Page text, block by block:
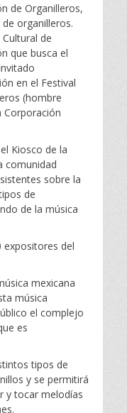
de Organilleros,
organilleros.
de
que busca el
en el Festival
(hombre
Corporación
Kiosco de la
comunidad
sobre la
de
de la música
expositores del
mexicana
música
el complejo
es
tipos de
y se permitirá
y tocar melodías